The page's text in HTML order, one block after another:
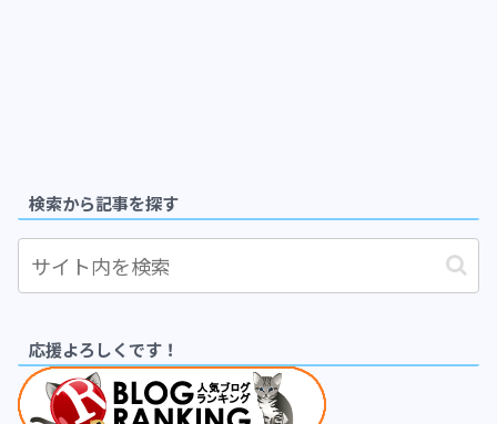
検索から記事を探す
応援よろしくです！